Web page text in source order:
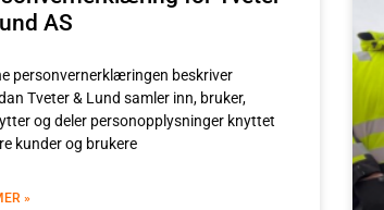
AS
personvernerklæringen beskriver
Tveter & Lund samler inn, bruker,
og deler personopplysninger knyttet
kunder og brukere
»